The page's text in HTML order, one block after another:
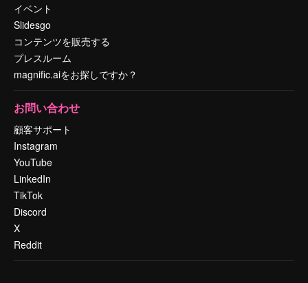
イベント
Slidesgo
コンテンツを販売する
プレスルーム
magnific.aiをお探しですか？
お問い合わせ
顧客サポート
Instagram
YouTube
LinkedIn
TikTok
Discord
X
Reddit